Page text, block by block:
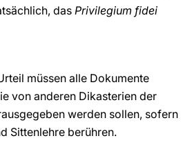
dasPrivilegium fidei
müssen alle Dokumente
von anderen Dikasterien der
werden sollen, sofern
Sittenlehre berühren.